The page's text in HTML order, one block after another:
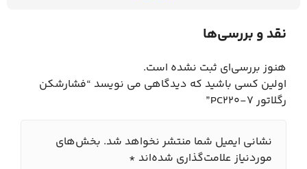
نقد و بررسی‌ها
هنوز بررسی‌ای ثبت نشده است.
اولین کسی باشید که دیدگاهی می نویسد “فشارشکن
رگلاتور PC220-7”
نشانی ایمیل شما منتشر نخواهد شد. بخش‌های
موردنیاز علامت‌گذاری شده‌اند *